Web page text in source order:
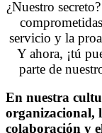
¿Nuestro
servicio y la
Y ahora, ¡tú
parte de
En nuestra
organizacional,
colaboración y